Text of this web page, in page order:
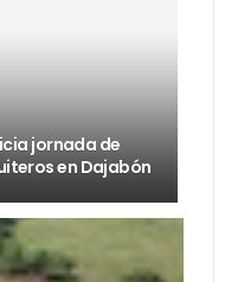
jornada de
en Dajabón